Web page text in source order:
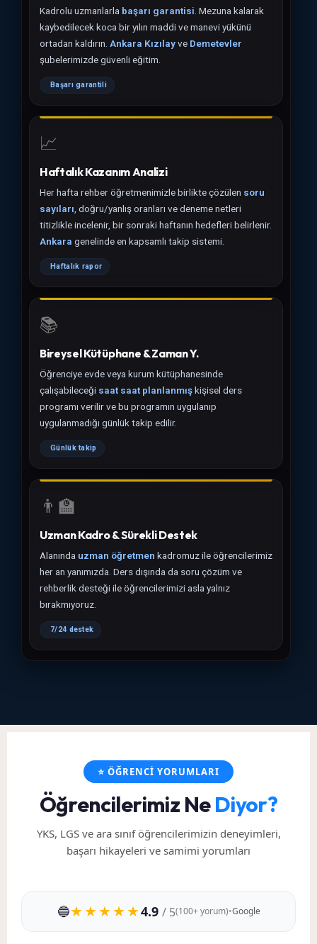
Kadrolu uzmanlarla başarı garantisi . Mezuna kalarak
kaybedilecek koca bir yılın maddi ve manevi yükünü
ortadan kaldırın. Ankara Kızılayve Demetevler
şubelerimizde güvenli eğitim.
Başarı garantili
📈
Haftalık Kazanım Analizi
Her hafta rehber öğretmenimizle birlikte çözülen soru
sayıları , doğru/yanlış oranları ve deneme netleri
titizlikle incelenir, bir sonraki haftanın hedefleri belirlenir.
Ankara genelinde en kapsamlı takip sistemi.
Haftalık rapor
📚
Bireysel Kütüphane & Zaman Y.
Öğrenciye evde veya kurum kütüphanesinde
çalışabileceği saat saat planlanmışkişisel ders
programı verilir ve bu programın uygulanıp
uygulanmadığı günlük takip edilir.
Günlük takip
👨‍🏫
Uzman Kadro & Sürekli Destek
Alanında uzman öğretmen kadromuz ile öğrencilerimiz
her an yanımızda. Ders dışında da soru çözüm ve
rehberlik desteği ile öğrencilerimizi asla yalnız
bırakmıyoruz.
7/24 destek
⭐ ÖĞRENCI YORUMLARI
Öğrencilerimiz NeDiyor?
YKS, LGS ve ara sınıf öğrencilerimizin deneyimleri,
başarı hikayeleri ve samimi yorumları
🔵★★★★★4.9 / 5(100+ yorum)•Google